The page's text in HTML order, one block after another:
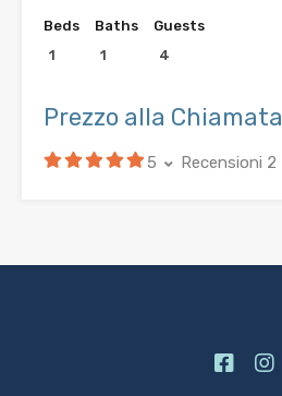
Beds
1
Baths
1
Guests
4
Prezzo alla Chiamata
5 Recensioni 2